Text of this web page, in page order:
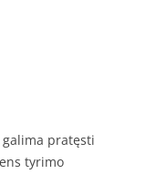
pratęsti
tyrimo